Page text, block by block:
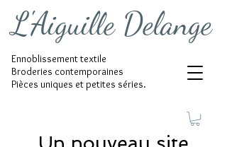
L'Aiguille Delange
Ennoblissement textile
Broderies contemporaines
Pièces uniques et petites séries.